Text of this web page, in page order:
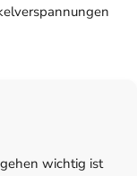
wichtig ist